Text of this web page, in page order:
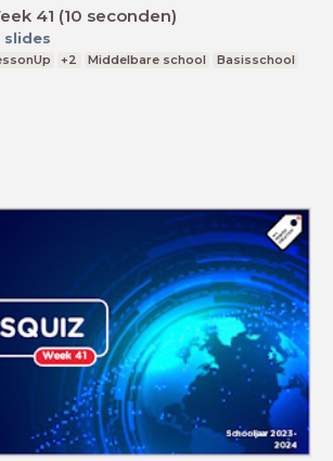
41 (10 seconden)
slides
+2 Middelbare school
Basisschool